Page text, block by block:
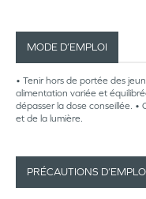
MODE D’EMPLOI
• Tenir hors de portée des
alimentation variée et
dépasser la dose conseillée. •
et de la lumière.
PRÉCAUTIONS